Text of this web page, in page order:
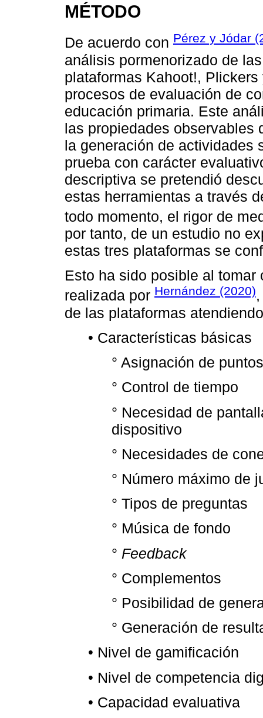
MÉTODO
De acuerdo con Pérez y Jódar
análisis pormenorizado de
plataformas Kahoot!,
procesos de evaluación de
educación primaria. Este
las propiedades observables
la generación de actividades
prueba con carácter
descriptiva se pretendió
estas herramientas a través
todo momento, el rigor de
por tanto, de un estudio no
estas tres plataformas se
Esto ha sido posible al
realizada por Hernández (2020)
de las plataformas
• Características básicas
° Asignación de puntos
° Control de tiempo
° Necesidad de
dispositivo
° Necesidades de
° Número máximo de
° Tipos de preguntas
° Música de fondo
° Feedback
° Complementos
° Posibilidad de
° Generación de
• Nivel de gamificación
• Nivel de competencia
• Capacidad evaluativa